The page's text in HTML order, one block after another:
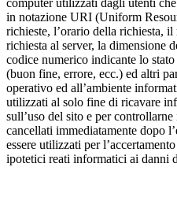
computer utilizzati dagli utenti
in notazione URI (Uniform
richieste, l’orario della richiesta,
richiesta al server, la dimensione
codice numerico indicante lo
(buon fine, errore, ecc.) ed altri
operativo ed all’ambiente
utilizzati al solo fine di ricavare
sull’uso del sito e per
cancellati immediatamente dopo
essere utilizzati per
ipotetici reati informatici ai danni